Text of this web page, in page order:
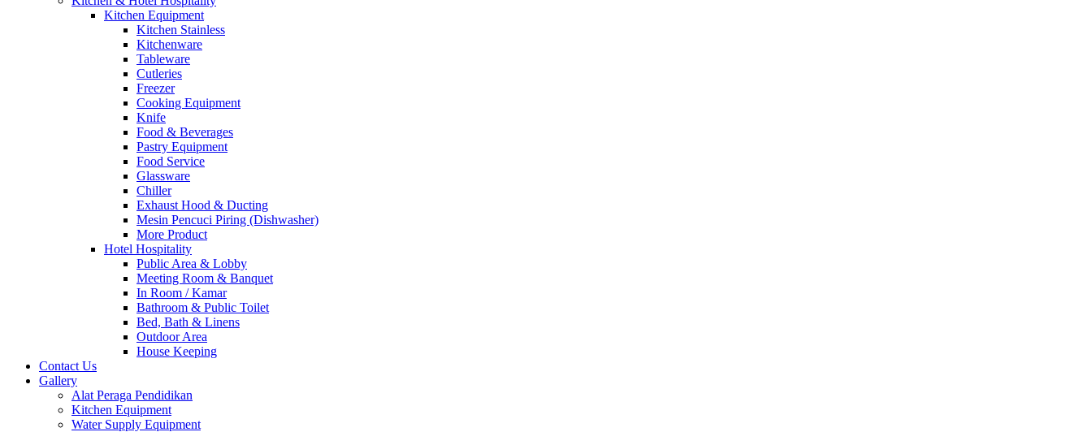
Kitchen Equipment
Kitchen Stainless
Kitchenware
Tableware
Cutleries
Freezer
Cooking Equipment
Knife
Food & Beverages
Pastry Equipment
Food Service
Glassware
Chiller
Exhaust Hood & Ducting
Mesin Pencuci Piring (Dishwasher)
More Product
Hotel Hospitality
Public Area & Lobby
Meeting Room & Banquet
In Room / Kamar
Bathroom & Public Toilet
Bed, Bath & Linens
Outdoor Area
House Keeping
Contact Us
Gallery
Alat Peraga Pendidikan
Kitchen Equipment
Water Supply Equipment